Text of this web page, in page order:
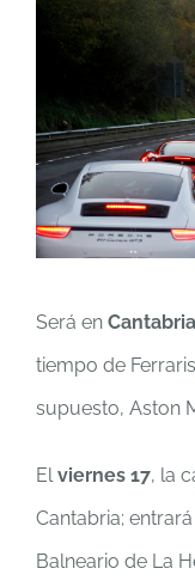
Será en Cantabria
tiempo de
supuesto, Aston
Elviernes 17, la
Cantabria;
Balneario de La